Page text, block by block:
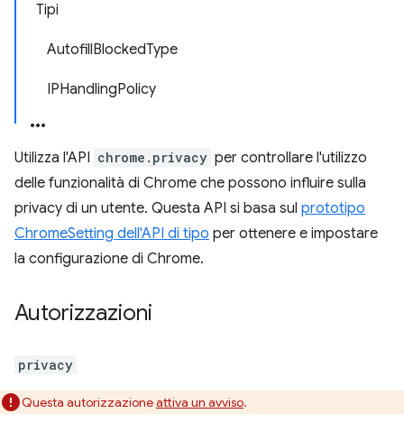
Tipi
AutofillBlockedType
IPHandlingPolicy
Utilizza l'API chrome.privacy per controllare l'utilizzo
delle funzionalità di Chrome che possono influire sulla
privacy di un utente. Questa API si basa sul prototipo
ChromeSetting dell'API di tipo per ottenere e impostare
la configurazione di Chrome.
Autorizzazioni
privacy
Questa autorizzazioneattiva un avviso.